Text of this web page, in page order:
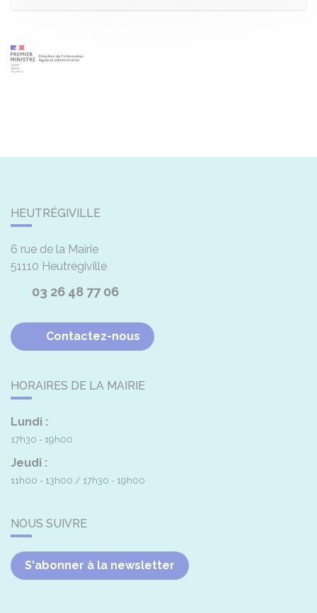
HEUTRÉGIVILLE
6 rue de la Mairie
51110 Heutrégiville
03 26 48 77 06
Contactez-nous
HORAIRES DE LA MAIRIE
Lundi :
17h30 - 19h00
Jeudi :
11h00 - 13h00 17h30 - 19h00
NOUS SUIVRE
S'abonner à la newsletter